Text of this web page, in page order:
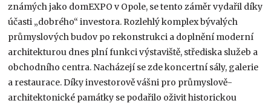
známých jako dom­EXPO v Opole, se tento záměr vydařil díky
účasti „dobrého“ investora. Rozlehlý komplex bývalých
průmyslových budov po rekonstrukci a doplnění moderní
architekturou dnes plní funkci výstaviště, střediska služeb a
obchodního centra. Nacházejí se zde koncertní sály, galerie
a restaurace. Díky investorově vášni pro průmyslově-
architektonické památky se podařilo oživit historickou